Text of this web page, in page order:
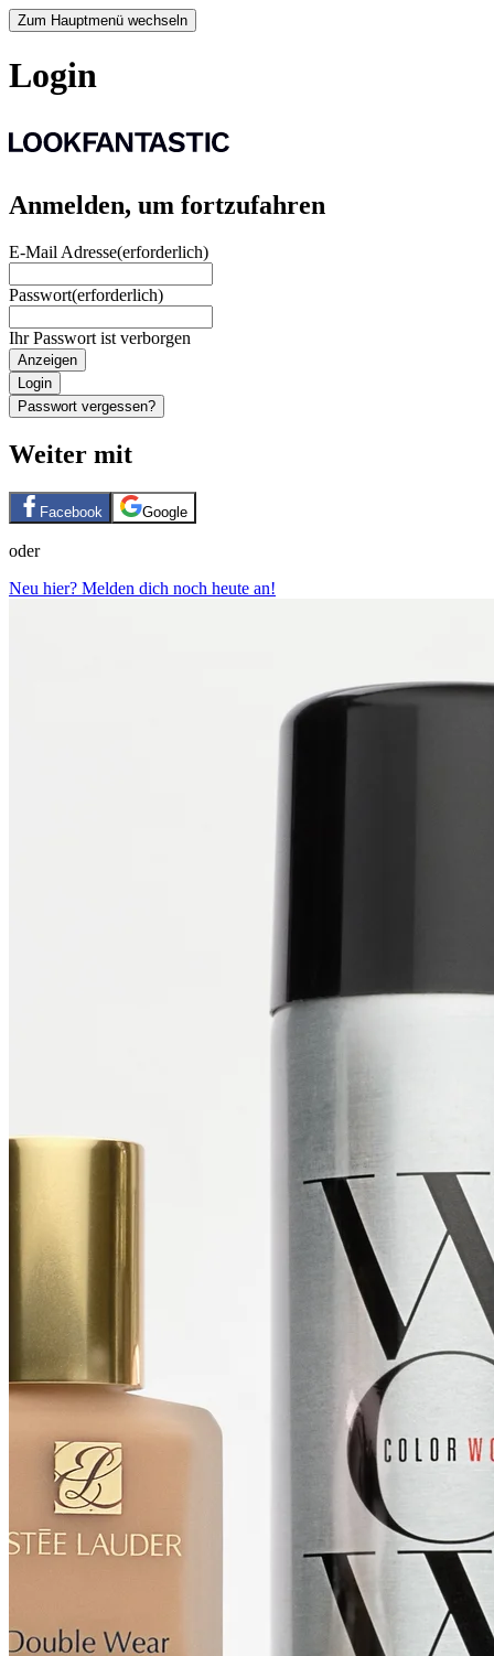
Zum Hauptmenü wechseln
Login
Anmelden, um fortzufahren
E-Mail Adresse(erforderlich)
Passwort(erforderlich)
Ihr Passwort ist verborgen
Anzeigen
Login
Passwort vergessen?
Weiter mit
Facebook Google
oder
Neu hier? Melden dich noch heute an!